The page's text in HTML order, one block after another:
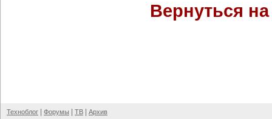
Вернуться
Техноблог Форумы ТВ Архив